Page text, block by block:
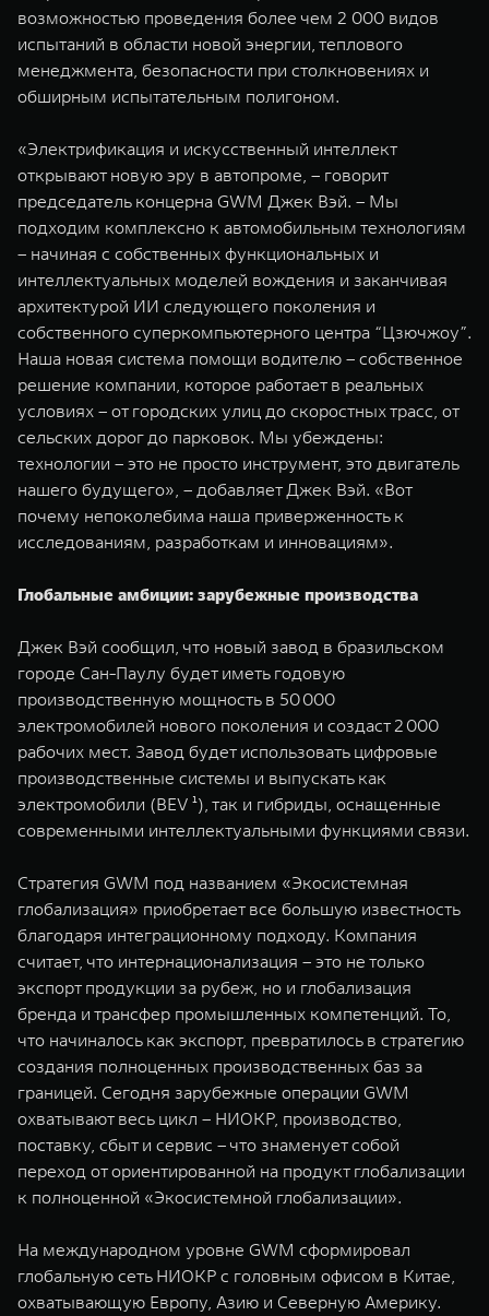
возможностью проведения более чем 2 000 видов
испытаний в области новой энергии, теплового
менеджмента, безопасности при столкновениях и
обширным испытательным полигоном.
«Электрификация и искусственный интеллект
открывают новую эру в автопроме, – говорит
председатель концерна GWM Джек Вэй. – Мы
подходим комплексно к автомобильным технологиям
– начиная с собственных функциональных и
интеллектуальных моделей вождения и заканчивая
архитектурой ИИ следующего поколения и
собственного суперкомпьютерного центра “Цзючжоу”.
Наша новая система помощи водителю – собственное
решение компании, которое работает в реальных
условиях – от городских улиц до скоростных трасс, от
сельских дорог до парковок. Мы убеждены:
технологии – это не просто инструмент, это двигатель
нашего будущего», – добавляет Джек Вэй. «Вот
почему непоколебима наша приверженность к
исследованиям, разработкам и инновациям».
Глобальные амбиции: зарубежные производства
Джек Вэй сообщил, что новый завод в бразильском
городе Сан-Паулу будет иметь годовую
производственную мощность в 50 000
электромобилей нового поколения и создаст 2 000
рабочих мест. Завод будет использовать цифровые
производственные системы и выпускать как
электромобили (BEV ¹), так и гибриды, оснащенные
современными интеллектуальными функциями связи.
Стратегия GWM под названием «Экосистемная
глобализация» приобретает все большую известность
благодаря интеграционному подходу. Компания
считает, что интернационализация – это не только
экспорт продукции за рубеж, но и глобализация
бренда и трансфер промышленных компетенций. То,
что начиналось как экспорт, превратилось в стратегию
создания полноценных производственных баз за
границей. Сегодня зарубежные операции GWM
охватывают весь цикл – НИОКР, производство,
поставку, сбыт и сервис – что знаменует собой
переход от ориентированной на продукт глобализации
к полноценной «Экосистемной глобализации».
На международном уровне GWM сформировал
глобальную сеть НИОКР с головным офисом в Китае,
охватывающую Европу, Азию и Северную Америку.